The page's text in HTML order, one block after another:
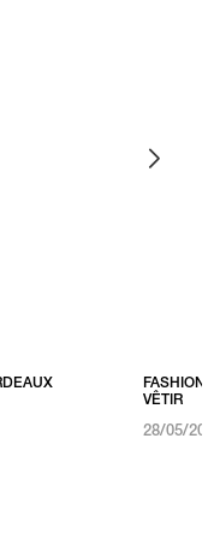
FASHION
VÊTIR
28/05/